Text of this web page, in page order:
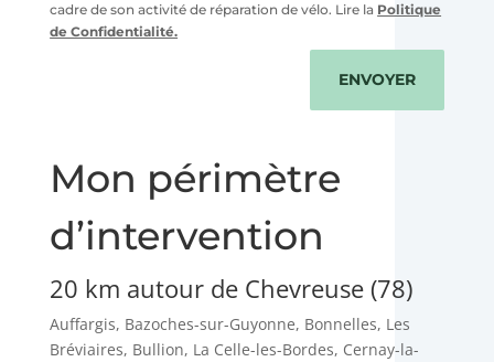
cadre de son activité de réparation de vélo. Lire la Politique
de Confidentialité.
ENVOYER
Mon périmètre
d’intervention
20 km autour de Chevreuse (78)
Auffargis, Bazoches-sur-Guyonne, Bonnelles, Les
Bréviaires, Bullion, La Celle-les-Bordes, Cernay-la-